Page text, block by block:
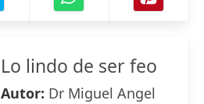
Lo lindo de ser feo
Autor: Dr Miguel Angel